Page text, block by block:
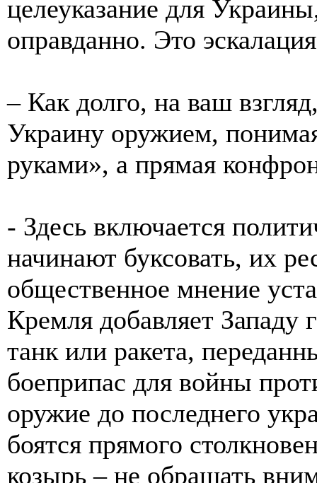
целеуказание для
оправданно. Это
– Как долго, на ваш
Украину оружием,
руками», а прямая
- Здесь включается
начинают буксовать, их
общественное мнение
Кремля добавляет Западу
танк или ракета,
боеприпас для войны
оружие до последнего
боятся прямого
козырь – не обращать